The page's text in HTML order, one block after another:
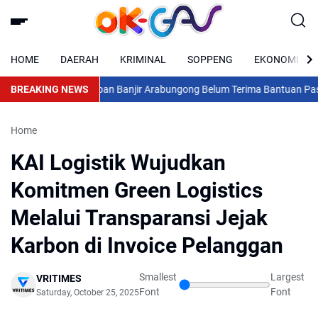
HOME DAERAH KRIMINAL SOPPENG EKONOMI
BREAKING NEWS
Pondasi, Korban Banjir Arabungong Belum Terima Bantuan
Home
KAI Logistik Wujudkan
Komitmen Green Logistics
Melalui Transparansi Jejak
Karbon di Invoice Pelanggan
VRITIMES
Saturday, October 25, 2025
Smallest
Font
Largest
Font